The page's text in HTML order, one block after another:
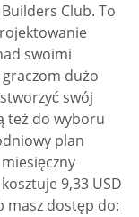
Club. To
swoimi
dużo
swój
też do wyboru
plan
9,33 USD
masz dostęp do: